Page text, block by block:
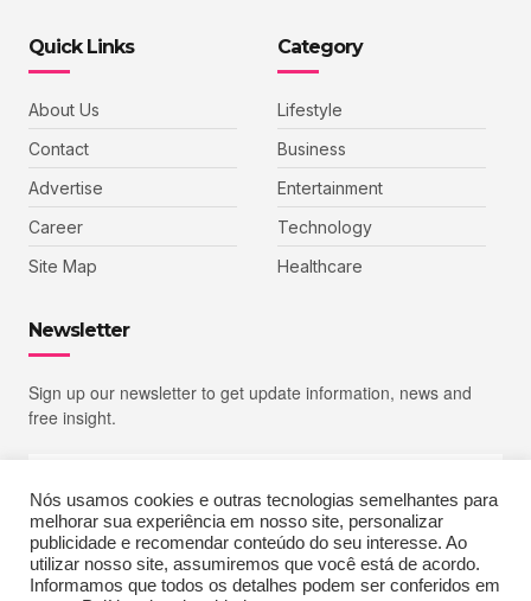
Quick Links
About Us
Contact
Advertise
Career
Site Map
Category
Lifestyle
Business
Entertainment
Technology
Healthcare
Newsletter
Sign up our newsletter to get update information, news and
free insight.
SIGN UP
Nós usamos cookies e outras tecnologias semelhantes para
melhorar sua experiência em nosso site, personalizar
publicidade e recomendar conteúdo do seu interesse. Ao
utilizar nosso site, assumiremos que você está de acordo.
Informamos que todos os detalhes podem ser conferidos em